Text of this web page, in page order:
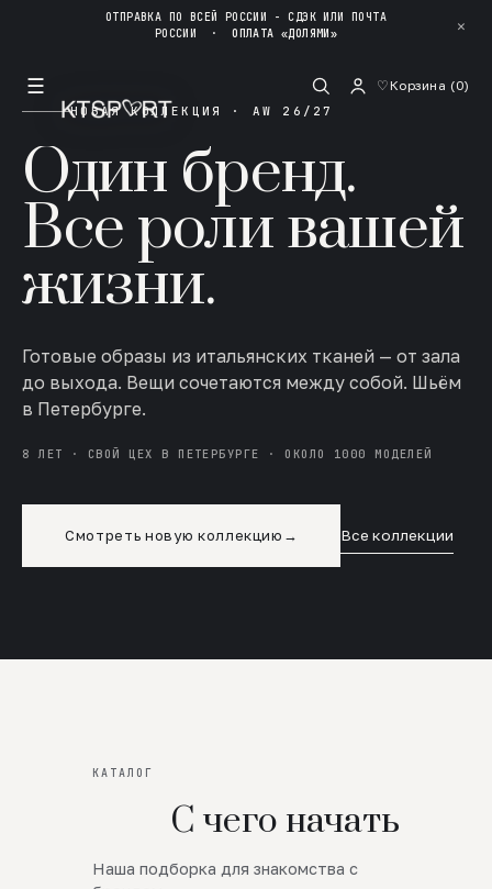
ОТПРАВКА ПО ВСЕЙ РОССИИ - СДЭК ИЛИ ПОЧТА
РОССИИ ·ОПЛАТА «ДОЛЯМИ» ✕
☰ ♡Корзина (0)
НОВАЯ КОЛЛЕКЦИЯ · AW 26/27
Один бренд.
Все роли вашей
жизни.
Готовые образы из итальянских тканей — от зала
до выхода. Вещи сочетаются между собой. Шьём
в Петербурге.
8 ЛЕТ · СВОЙ ЦЕХ В ПЕТЕРБУРГЕ · ОКОЛО 1000 МОДЕЛЕЙ
Смотреть новую коллекцию → Все коллекции
КАТАЛОГ
С чего начать
Наша подборка для знакомства с